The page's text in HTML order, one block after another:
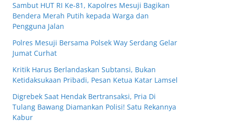
Sambut HUT RI Ke-81, Kapolres Mesuji Bagikan
Bendera Merah Putih kepada Warga dan
Pengguna Jalan
Polres Mesuji Bersama Polsek Way Serdang Gelar
Jumat Curhat
Kritik Harus Berlandaskan Subtansi, Bukan
Ketidaksukaan Pribadi, Pesan Ketua Katar Lamsel
Digrebek Saat Hendak Bertransaksi, Pria Di
Tulang Bawang Diamankan Polisi! Satu Rekannya
Kabur